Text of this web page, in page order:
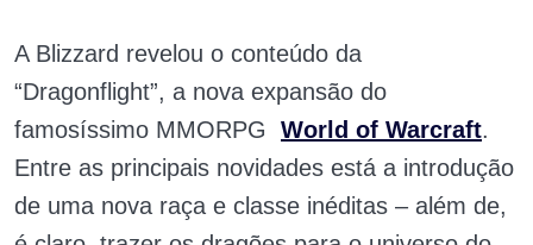
A Blizzard revelou o conteúdo da
“Dragonflight”, a nova expansão do
famosíssimo MMORPG World of Warcraft.
Entre as principais novidades está a introdução
de uma nova raça e classe inéditas – além de,